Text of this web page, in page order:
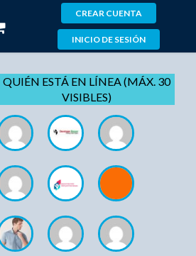
CREAR CUENTA
INICIO DE SESIÓN
QUIÉN ESTÁ EN LÍNEA (MÁX. 30
VISIBLES)